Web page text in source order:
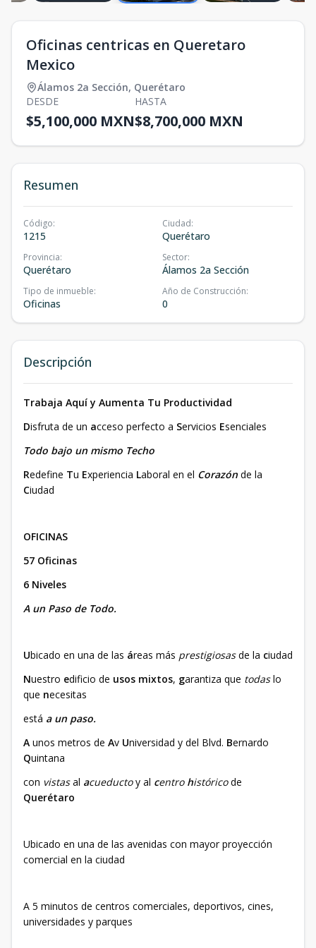
Oficinas centricas en Queretaro
Mexico
Álamos 2a Sección, Querétaro
DESDE
$5,100,000 MXN
HASTA
$8,700,000 MXN
Resumen
Código:
1215
Ciudad:
Querétaro
Provincia:
Querétaro
Sector:
Álamos 2a Sección
Tipo de inmueble:
Oficinas
Año de Construcción:
0
Descripción
Trabaja Aquí y Aumenta Tu Productividad
Disfruta de un acceso perfecto a Servicios Esenciales
Todo bajo un mismo Techo
Redefine Tu Experiencia Laboral en el Corazón de la
Ciudad
OFICINAS
57 Oficinas
6 Niveles
A un Paso de Todo.
Ubicado en una de las áreas más prestigiosasde la ciudad
Nuestro edificio de usos mixtos, garantiza que todaslo
que necesitas
está a un paso.
A unos metros de Av Universidad y del Blvd. Bernardo
Quintana
con vistasal acueductoy al centro históricode
Querétaro
Ubicado en una de las avenidas con mayor proyección
comercial en la ciudad
A 5 minutos de centros comerciales, deportivos, cines,
universidades y parques